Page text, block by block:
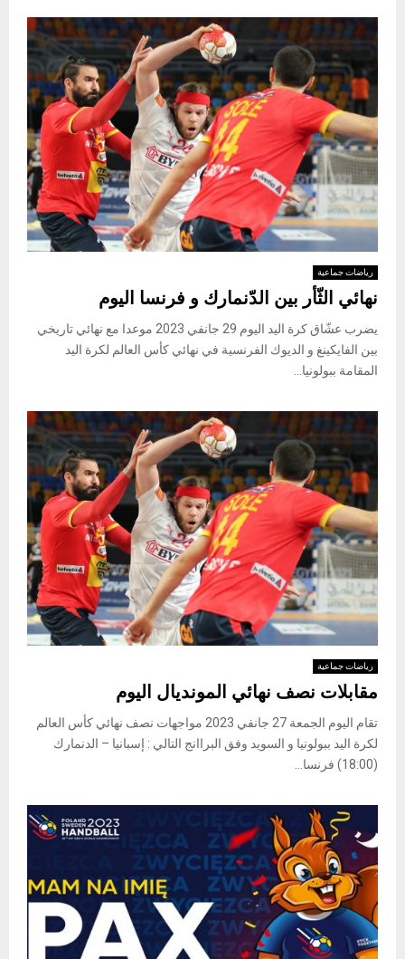
رياضات جماعية
نهائي الثّأر بين الدّنمارك و فرنسا اليوم
يضرب عشّاق كرة اليد اليوم 29 جانفي 2023 موعدا مع نهائي تاريخي
بين الفايكينغ و الديوك الفرنسية في نهائي كأس العالم لكرة اليد
المقامة ببولونيا...
رياضات جماعية
مقابلات نصف نهائي المونديال اليوم
تقام اليوم الجمعة 27 جانفي 2023 مواجهات نصف نهائي كأس العالم
لكرة اليد ببولونيا و السويد وفق البراانج التالي : إسبانيا – الدنمارك
(18:00) فرنسا...